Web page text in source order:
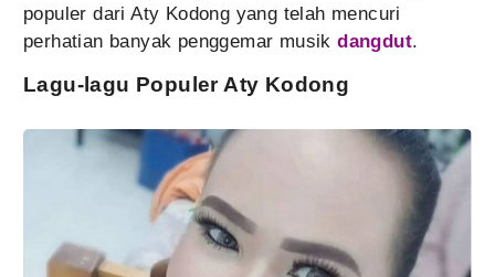
populer dari Aty Kodong yang telah mencuri
perhatian banyak penggemar musikdangdut.
Lagu-lagu Populer Aty Kodong